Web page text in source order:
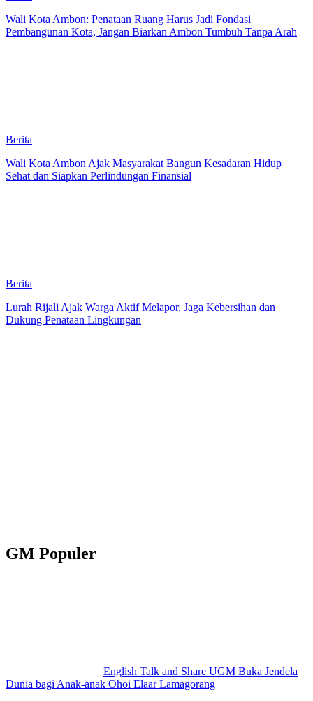
Wali Kota Ambon: Penataan Ruang Harus Jadi Fondasi
Pembangunan Kota, Jangan Biarkan Ambon Tumbuh Tanpa Arah
Berita
Wali Kota Ambon Ajak Masyarakat Bangun Kesadaran Hidup
Sehat dan Siapkan Perlindungan Finansial
Berita
Lurah Rijali Ajak Warga Aktif Melapor, Jaga Kebersihan dan
Dukung Penataan Lingkungan
GM Populer
English Talk and Share UGM Buka Jendela
Dunia bagi Anak-anak Ohoi Elaar Lamagorang